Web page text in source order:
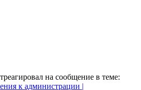
на сообщение в теме:
к администрации |